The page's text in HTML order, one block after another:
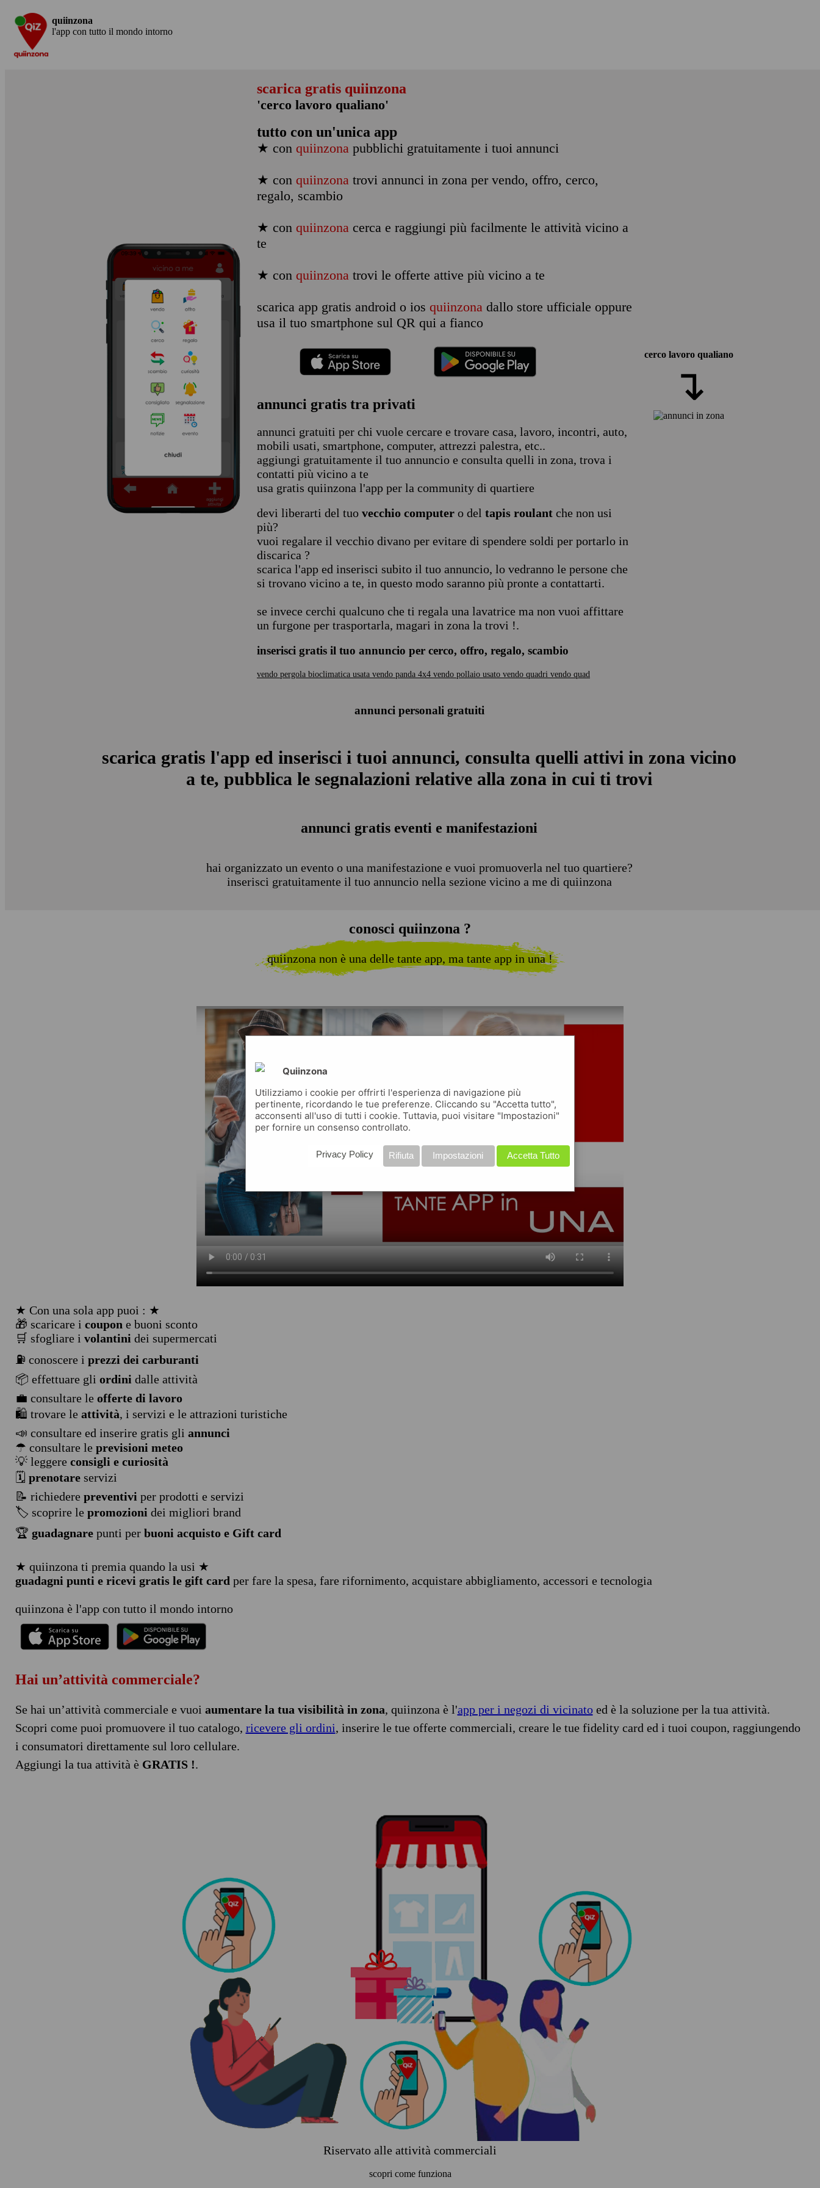
quiinzona
l'app con tutto il mondo intorno
scarica gratis quiinzona
'cerco lavoro qualiano'
tutto con un'unica app
★ con quiinzona pubblichi gratuitamente i tuoi annunci
★ con quiinzona trovi annunci in zona per vendo, offro, cerco,
regalo, scambio
★ con quiinzona cerca e raggiungi più facilmente le attività vicino a
te
★ con quiinzona trovi le offerte attive più vicino a te
scarica app gratis android o ios quiinzona dallo store ufficiale oppure
usa il tuo smartphone sul QR qui a fianco
annunci gratis tra privati
annunci gratuiti per chi vuole cercare e trovare casa, lavoro, incontri, auto,
mobili usati, smartphone, computer, attrezzi palestra, etc..
aggiungi gratuitamente il tuo annuncio e consulta quelli in zona, trova i
contatti più vicino a te
usa gratis quiinzona l'app per la community di quartiere
devi liberarti del tuo vecchio computer o del tapis roulant che non usi
più?
vuoi regalare il vecchio divano per evitare di spendere soldi per portarlo in
discarica ?
scarica l'app ed inserisci subito il tuo annuncio, lo vedranno le persone che
si trovano vicino a te, in questo modo saranno più pronte a contattarti.
se invece cerchi qualcuno che ti regala una lavatrice ma non vuoi affittare
un furgone per trasportarla, magari in zona la trovi !.
inserisci gratis il tuo annuncio per cerco, offro, regalo, scambio
vendo pergola bioclimatica usata vendo panda 4x4 vendo pollaio usato vendo quadri vendo quad
cerco lavoro qualiano
↴
annunci personali gratuiti
scarica gratis l'app ed inserisci i tuoi annunci, consulta quelli attivi in zona vicino
a te, pubblica le segnalazioni relative alla zona in cui ti trovi
annunci gratis eventi e manifestazioni
hai organizzato un evento o una manifestazione e vuoi promuoverla nel tuo quartiere?
inserisci gratuitamente il tuo annuncio nella sezione vicino a me di quiinzona
conosci quiinzona ?
quiinzona non è una delle tante app, ma tante app in una !
★ Con una sola app puoi : ★
🎁 scaricare i coupon e buoni sconto
🛒 sfogliare i volantini dei supermercati
⛽ conoscere i prezzi dei carburanti
📦 effettuare gli ordini dalle attività
💼 consultare le offerte di lavoro
🛍️ trovare le attività, i servizi e le attrazioni turistiche
📣 consultare ed inserire gratis gli annunci
☂ consultare le previsioni meteo
💡 leggere consigli e curiosità
🗓️ prenotareservizi
📝 richiedere preventivi per prodotti e servizi
🏷️ scoprire le promozioni dei migliori brand
🏆 guadagnarepunti per buoni acquisto e Gift card
★ quiinzona ti premia quando la usi ★
guadagni punti e ricevi gratis le gift card per fare la spesa, fare rifornimento, acquistare abbigliamento, accessori e tecnologia
quiinzona è l'app con tutto il mondo intorno
Hai un’attività commerciale?
Se hai un’attività commerciale e vuoi aumentare la tua visibilità in zona, quiinzona è l'app per i negozi di vicinatoed è la soluzione per la tua attività.
Scopri come puoi promuovere il tuo catalogo, ricevere gli ordini, inserire le tue offerte commerciali, creare le tue fidelity card ed i tuoi coupon, raggiungendo
i consumatori direttamente sul loro cellulare.
Aggiungi la tua attività è GRATIS !.
Riservato alle attività commerciali
scopri come funziona
Quiinzona
Utilizziamo i cookie per offrirti l'esperienza di navigazione più
pertinente, ricordando le tue preferenze. Cliccando su "Accetta tutto",
acconsenti all'uso di tutti i cookie. Tuttavia, puoi visitare "Impostazioni"
per fornire un consenso controllato.
Accetta Tutto
Impostazioni
Rifiuta
Privacy Policy